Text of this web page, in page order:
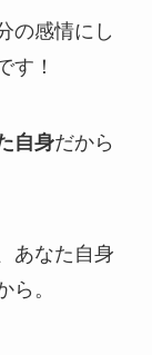
の感情にし
す！
自身だから
あなた自身
ら。